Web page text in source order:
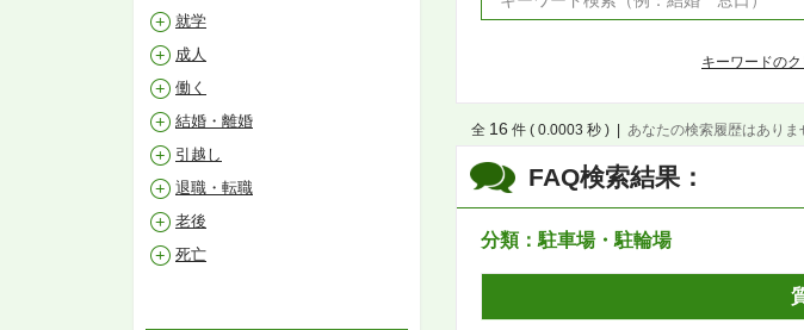
キーワードのク
FAQ検索結果：
分類：駐車場・駐輪場
全 16 件 ( 0.0003 秒 ) あなたの検索履歴はありま
就学
成人
働く
結婚・離婚
引越し
退職・転職
老後
死亡